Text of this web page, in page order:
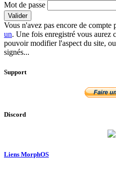
Mot de passe
Valider
Vous n'avez pas encore de compte
un. Une fois enregistré vous aurez
pouvoir modifier l'aspect du site,
signés...
Support
Discord
Liens MorphOS